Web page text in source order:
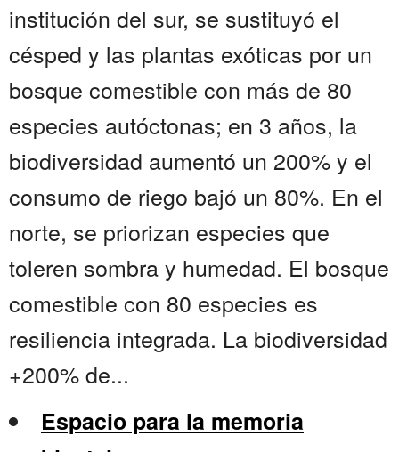
institución del sur, se sustituyó el
césped y las plantas exóticas por un
bosque comestible con más de 80
especies autóctonas; en 3 años, la
biodiversidad aumentó un 200% y el
consumo de riego bajó un 80%. En el
norte, se priorizan especies que
toleren sombra y humedad. El bosque
comestible con 80 especies es
resiliencia integrada. La biodiversidad
+200% de...
Espacio para la memoria